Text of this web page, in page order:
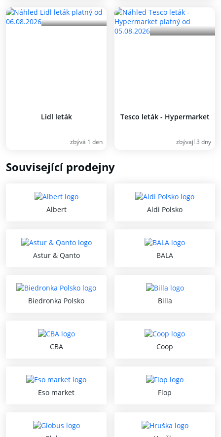
Lidl leták
zbývá 1 den
Tesco leták - Hypermarket
zbývají 3 dny
Související prodejny
Albert Aldi Polsko
Astur & Qanto BALA
Biedronka Polsko Billa
CBA Coop
Eso market Flop